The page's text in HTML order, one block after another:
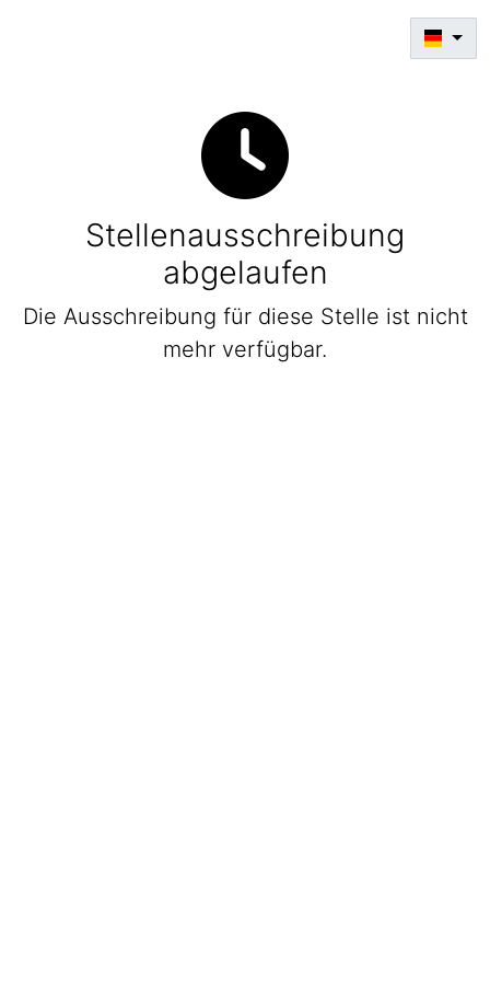
Stellenausschreibung
abgelaufen
Die Ausschreibung für diese Stelle ist nicht
mehr verfügbar.